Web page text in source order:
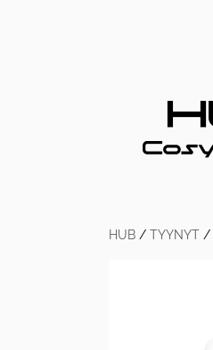
HUB / TYYNYT /